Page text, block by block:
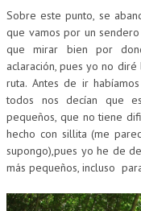
Sobre este punto, se
que vamos por un
que mirar bien por
aclaración, pues yo no
ruta. Antes de ir
todos nos decían que
pequeños, que no tiene
hecho con sillita (me
supongo),pues yo he de
más pequeños, incluso